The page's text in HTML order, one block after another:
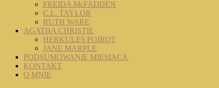
FREIDA McFADDEN
C.L. TAYLOR
RUTH WARE
AGATHA CHRISTIE
HERKULES POIROT
JANE MARPLE
PODSUMOWANIE MIESIĄCA
KONTAKT
O MNIE